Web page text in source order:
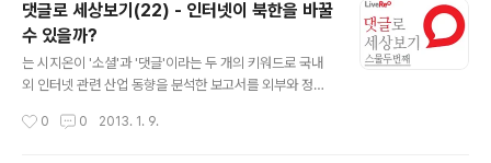
고자 합니다. 댓글로 세상보기 (23)이스라엘 스타트업, 기
그야 그리고 아웃브레인 이스라엘은 1948년 5월 16일에
영국으로부터 독립한 국가로 인구 700만 정도밖에 되지
않는 작은 국가다. 한반도에서 광복(光復)이 1945년 8월
에 이루어졌다는 점을 볼 때 한국과 국가 성립 시기는 엇비
댓글로 세상보기(22) - 인터넷이 북한을 바꿀
수 있을까?
는 시지온이 '소셜'과 '댓글'이라는 두 개의 키워드로 국내
외 인터넷 관련 산업 동향을 분석한 보고서를 외부와 정기
은 해외 사례들의 소개와 라이브리가 보유하고 있는 데이
0 0 2013. 1. 9.